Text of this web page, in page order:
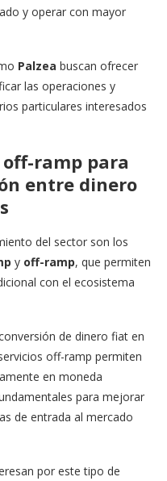
y operar con mayor
Palzea buscan ofrecer
las operaciones y
particulares interesados
ramp para
entre dinero
del sector son los
y off-ramp, que permiten
con el ecosistema
de dinero fiat en
off-ramp permiten
en moneda
para mejorar
de entrada al mercado
por este tipo de